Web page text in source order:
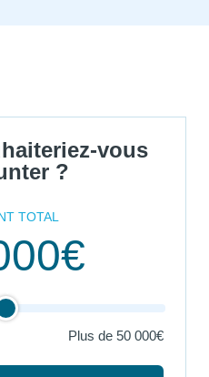
vous
?
TOTAL
Plus de 50 000€